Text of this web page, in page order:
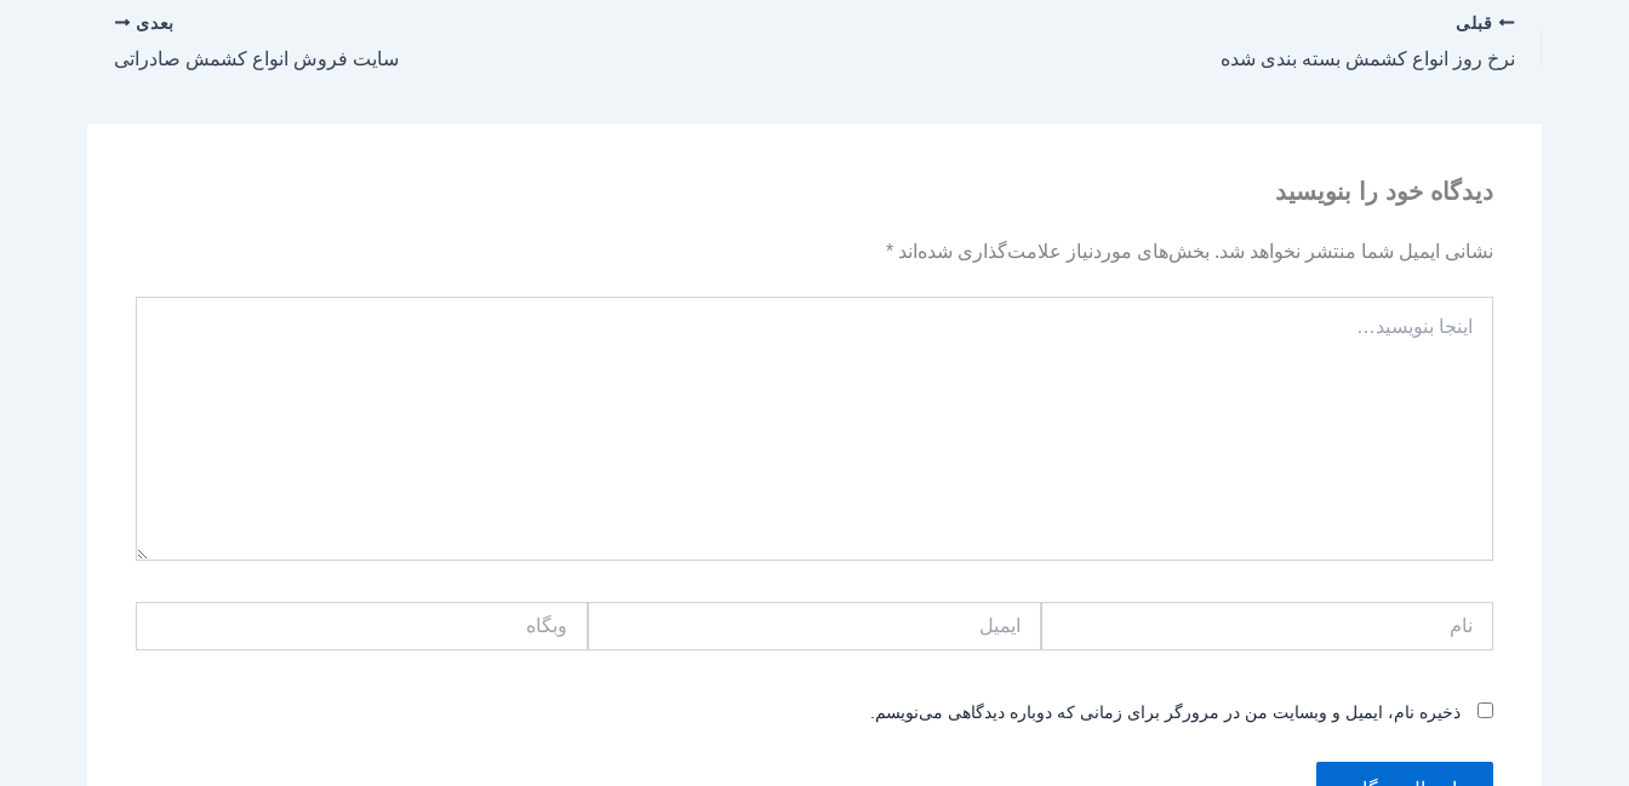
قبلی
نرخ روز انواع کشمش بسته بندی شده
بعدی
سایت فروش انواع کشمش صادراتی
دیدگاه‌ خود را بنویسید
نشانی ایمیل شما منتشر نخواهد شد. بخش‌های موردنیاز علامت‌گذاری شده‌اند *
بنویسید…
ذخیره نام، ایمیل و وبسایت من در مرورگر برای زمانی که دوباره دیدگاهی می‌نویسم.